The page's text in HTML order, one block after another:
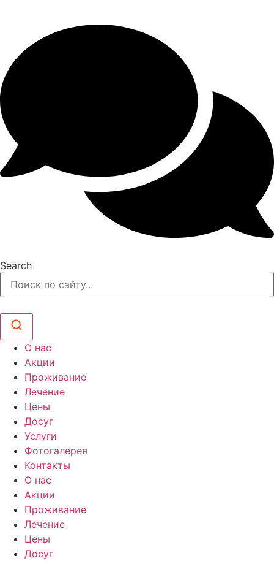
Search
О нас
Акции
Проживание
Лечение
Цены
Досуг
Услуги
Фотогалерея
Контакты
О нас
Акции
Проживание
Лечение
Цены
Досуг